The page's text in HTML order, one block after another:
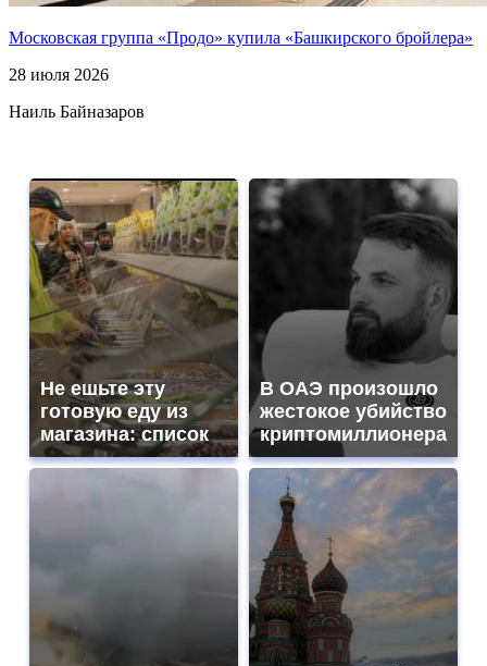
Московская группа «Продо» купила «Башкирского бройлера»
28 июля 2026
Наиль Байназаров
Не ешьте эту
готовую еду из
магазина: список
В ОАЭ произошло
жестокое убийство
криптомиллионера